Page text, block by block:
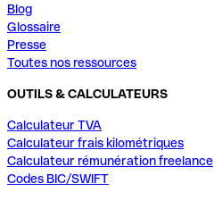
Blog
Glossaire
Presse
Toutes nos ressources
OUTILS & CALCULATEURS
Calculateur TVA
Calculateur frais kilométriques
Calculateur rémunération freelance
Codes BIC/SWIFT